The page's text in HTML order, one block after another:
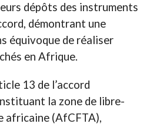
dépôts des instruments
démontrant une
équivoque de réaliser
en Afrique.
13 de l’accord
la zone de libre-
africaine (AfCFTA),